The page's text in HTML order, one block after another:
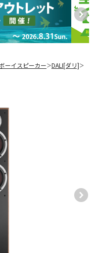
ーイスピーカー＞DALI[ダリ]＞